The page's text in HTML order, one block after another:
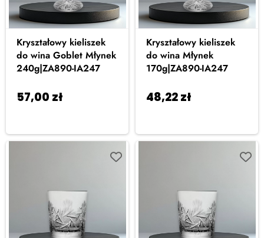
Kryształowy kieliszek
do wina Goblet Młynek
240g|ZA890-IA247
57,00 zł
Kryształowy kieliszek
do wina Młynek
170g|ZA890-IA247
48,22zł